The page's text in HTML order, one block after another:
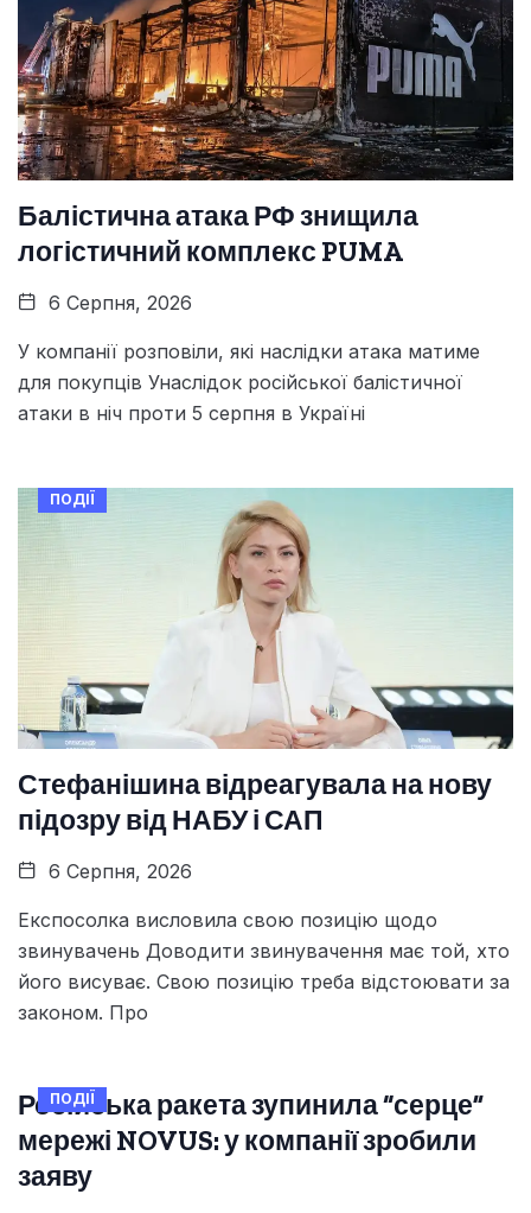
Балістична атака РФ знищила
логістичний комплекс PUMA
6 Серпня, 2026
У компанії розповіли, які наслідки атака матиме
для покупців Унаслідок російської балістичної
атаки в ніч проти 5 серпня в Україні
ПОДІЇ
Стефанішина відреагувала на нову
підозру від НАБУ і САП
6 Серпня, 2026
Експосолка висловила свою позицію щодо
звинувачень Доводити звинувачення має той, хто
його висуває. Свою позицію треба відстоювати за
законом. Про
ПОДІЇ
Російська ракета зупинила “серце”
мережі NOVUS: у компанії зробили
заяву